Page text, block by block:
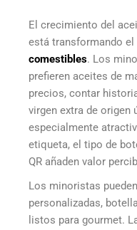
El crecimiento del
está transformando
comestibles. Los
prefieren aceites de
precios, contar
virgen extra de origen
especialmente
etiqueta, el tipo de
QR añaden valor
Los minoristas
personalizadas,
listos para gourmet.